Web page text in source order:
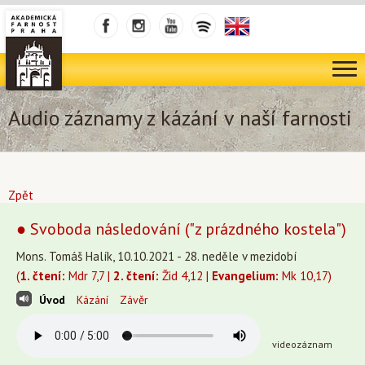
Audio záznamy z kázání v naší farnosti
Zpět
● Svoboda následování ("z prázdného kostela")
Mons. Tomáš Halík, 10.10.2021 - 28. neděle v mezidobí
(1. čtení: Mdr 7,7 | 2. čtení: Žid 4,12 | Evangelium: Mk 10,17)
Úvod Kázání Závěr
videozáznam